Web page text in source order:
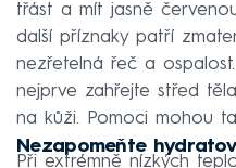
třást a mít jasně
další příznaky patří
nezřetelná řeč a
nejprve zahřejte střed
na kůži. Pomoci mohou
Nezapomeňte
Při extrémně nízkých